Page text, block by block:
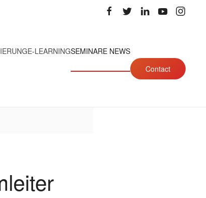
E-LEARNINGSEMINARE NEWS
Contact